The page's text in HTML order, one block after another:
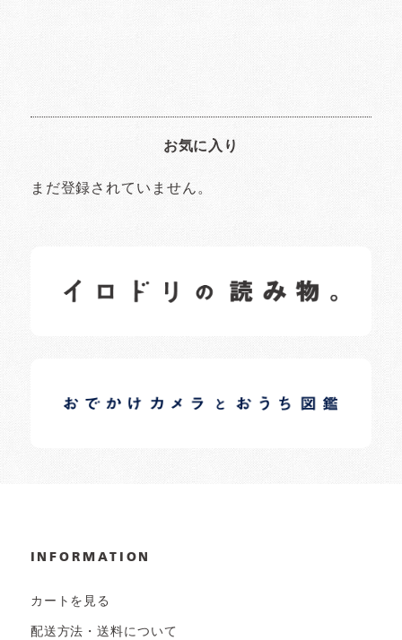
お気に入り
まだ登録されていません。
日常の様子など随時更新中です。
日常の様子など随時更新中です。
INFORMATION
カートを見る
配送方法・送料について